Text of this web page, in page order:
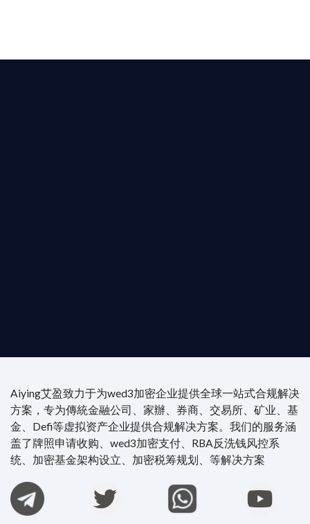
Aiying艾盈致力于为wed3加密企业提供全球一站式合规解决
方案，专为傳統金融公司、家辦、券商、交易所、矿业、基
金、Defi等虚拟资产企业提供合规解决方案。我们的服务涵
盖了牌照申请收购、wed3加密支付、RBA反洗钱风控系
统、加密基金架构设立、加密税筹规划、等解决方案